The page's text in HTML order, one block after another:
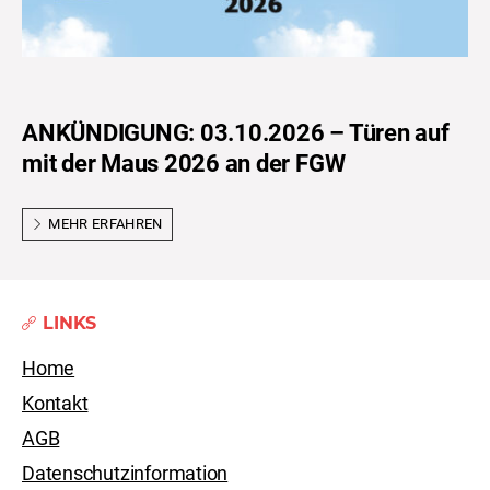
ANKÜNDIGUNG: 03.10.2026 – Türen auf
mit der Maus 2026 an der FGW
MEHR ERFAHREN
LINKS
Home
Kontakt
AGB
Datenschutzinformation